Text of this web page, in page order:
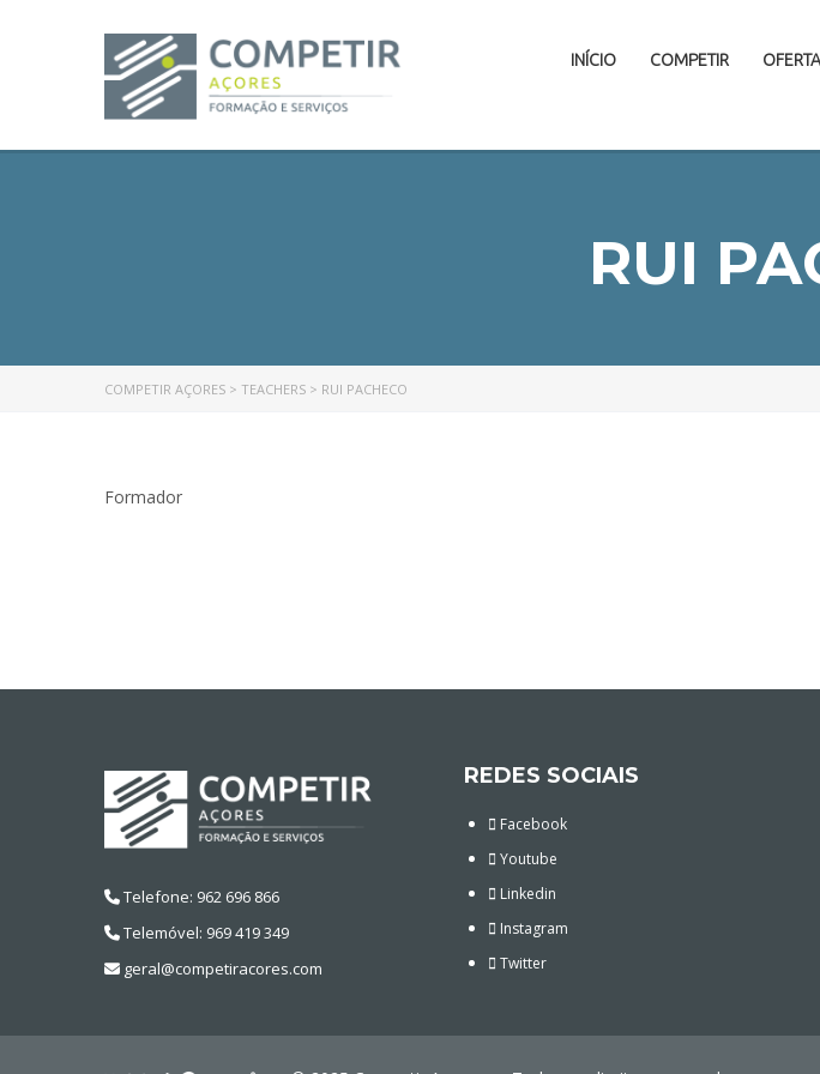
INÍCIO COMPETIR
RUI
COMPETIR AÇORES > TEACHERS > RUI PACHECO
Formador
Telefone: 962 696 866
Telemóvel: 969 419 349
geral@competiracores.com
REDES SOCIAIS
Facebook
Youtube
Linkedin
Instagram
Twitter